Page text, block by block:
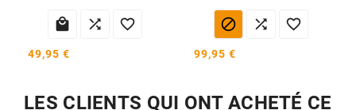
  
49,95 €
  
99,95 €
LES CLIENTS QUI ONT ACHETÉ CE